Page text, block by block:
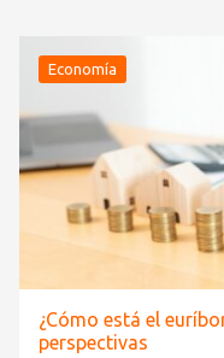
Economía
¿Cómo está el
perspectivas